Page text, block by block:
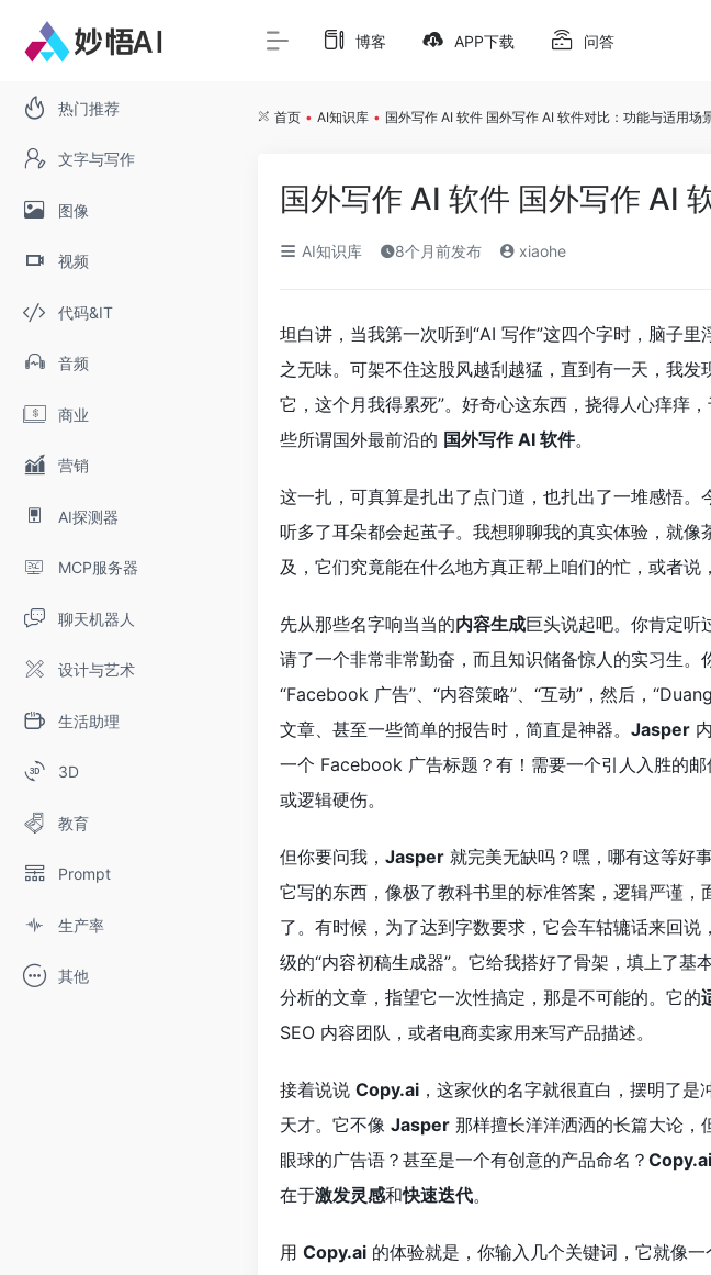
热门推荐
文字与写作
图像
视频
代码&IT
音频
商业
营销
AI探测器
MCP服务器
聊天机器人
设计与艺术
生活助理
3D
教育
Prompt
生产率
其他
博客 APP下载 问答
首页 • AI知识库 • 国外写作 AI 软件 国外写作 AI 软件对比：功能与适用场
国外写作 AI 软件 国外写作 AI
AI知识库 8个月前发布 xiaohe
坦白讲，当我第一次听到“AI 写作”这四个字时，脑子
之无味。可架不住这股风越刮越猛，直到有一天，我
它，这个月我得累死”。好奇心这东西，挠得人心痒痒
些所谓国外最前沿的 国外写作 AI 软件。
这一扎，可真算是扎出了点门道，也扎出了一堆感悟
听多了耳朵都会起茧子。我想聊聊我的真实体验，就
及，它们究竟能在什么地方真正帮上咱们的忙，或者说
先从那些名字响当当的内容生成巨头说起吧。你肯定听
请了一个非常非常勤奋，而且知识储备惊人的实习生
“Facebook 广告”、“内容策略”、“互动”，然后，
文章、甚至一些简单的报告时，简直是神器。 Jasper
一个 Facebook 广告标题？有！需要一个引人入胜的
或逻辑硬伤。
但你要问我， Jasper 就完美无缺吗？嘿，哪有这等好
它写的东西，像极了教科书里的标准答案，逻辑严谨
了。有时候，为了达到字数要求，它会车轱辘话来回
级的“内容初稿生成器”。它给我搭好了骨架，填上了
分析的文章，指望它一次性搞定，那是不可能的。它的
SEO 内容团队，或者电商卖家用来写产品描述。
接着说说 Copy.ai ，这家伙的名字就很直白，摆明了是
天才。它不像 Jasper 那样擅长洋洋洒洒的长篇大论，
眼球的广告语？甚至是一个有创意的产品命名？ Copy.ai
在于激发灵感和快速迭代。
用 Copy.ai 的体验就是，你输入几个关键词，它就像